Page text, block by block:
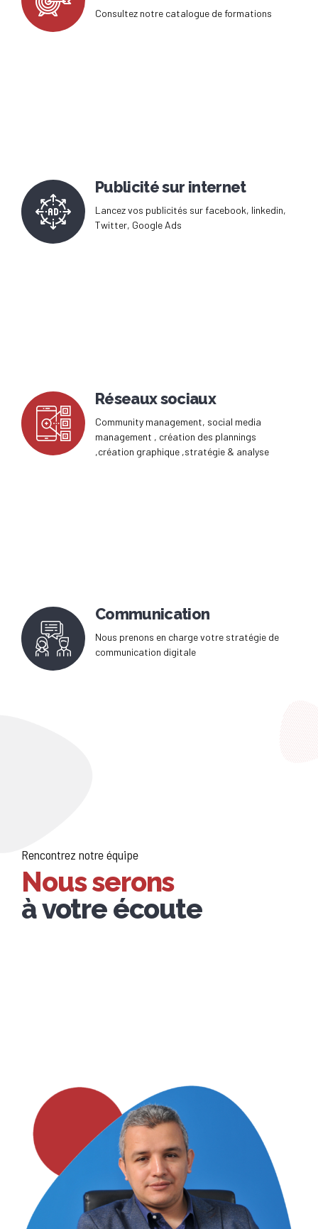
Consultez notre catalogue de formations
Publicité sur internet
Lancez vos publicités sur facebook, linkedin,
Twitter, Google Ads
Réseaux sociaux
Community management, social media
management , création des plannings
,création graphique ,stratégie & analyse
Communication
Nous prenons en charge votre stratégie de
communication digitale
Rencontrez notre équipe
Nous serons
à votre écoute